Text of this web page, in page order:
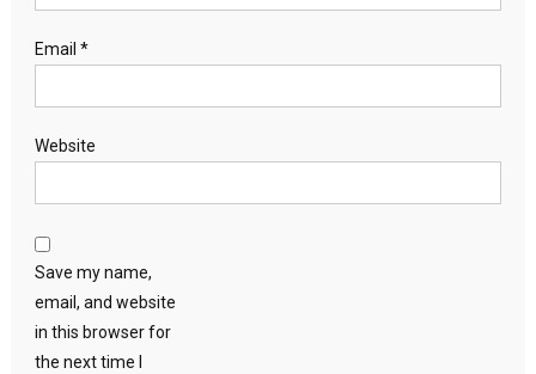
Email *
Website
Save my name,
email, and website
in this browser for
the next time I